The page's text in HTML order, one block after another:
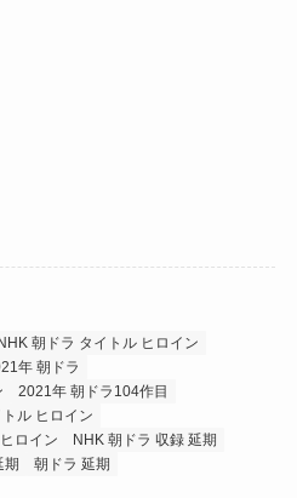
朝ドラ タイトル ヒロイン
年 朝ドラ
2021年 朝ドラ104作目
ル ヒロイン
ロイン
NHK 朝ドラ 収録 延期
期 朝ドラ 延期